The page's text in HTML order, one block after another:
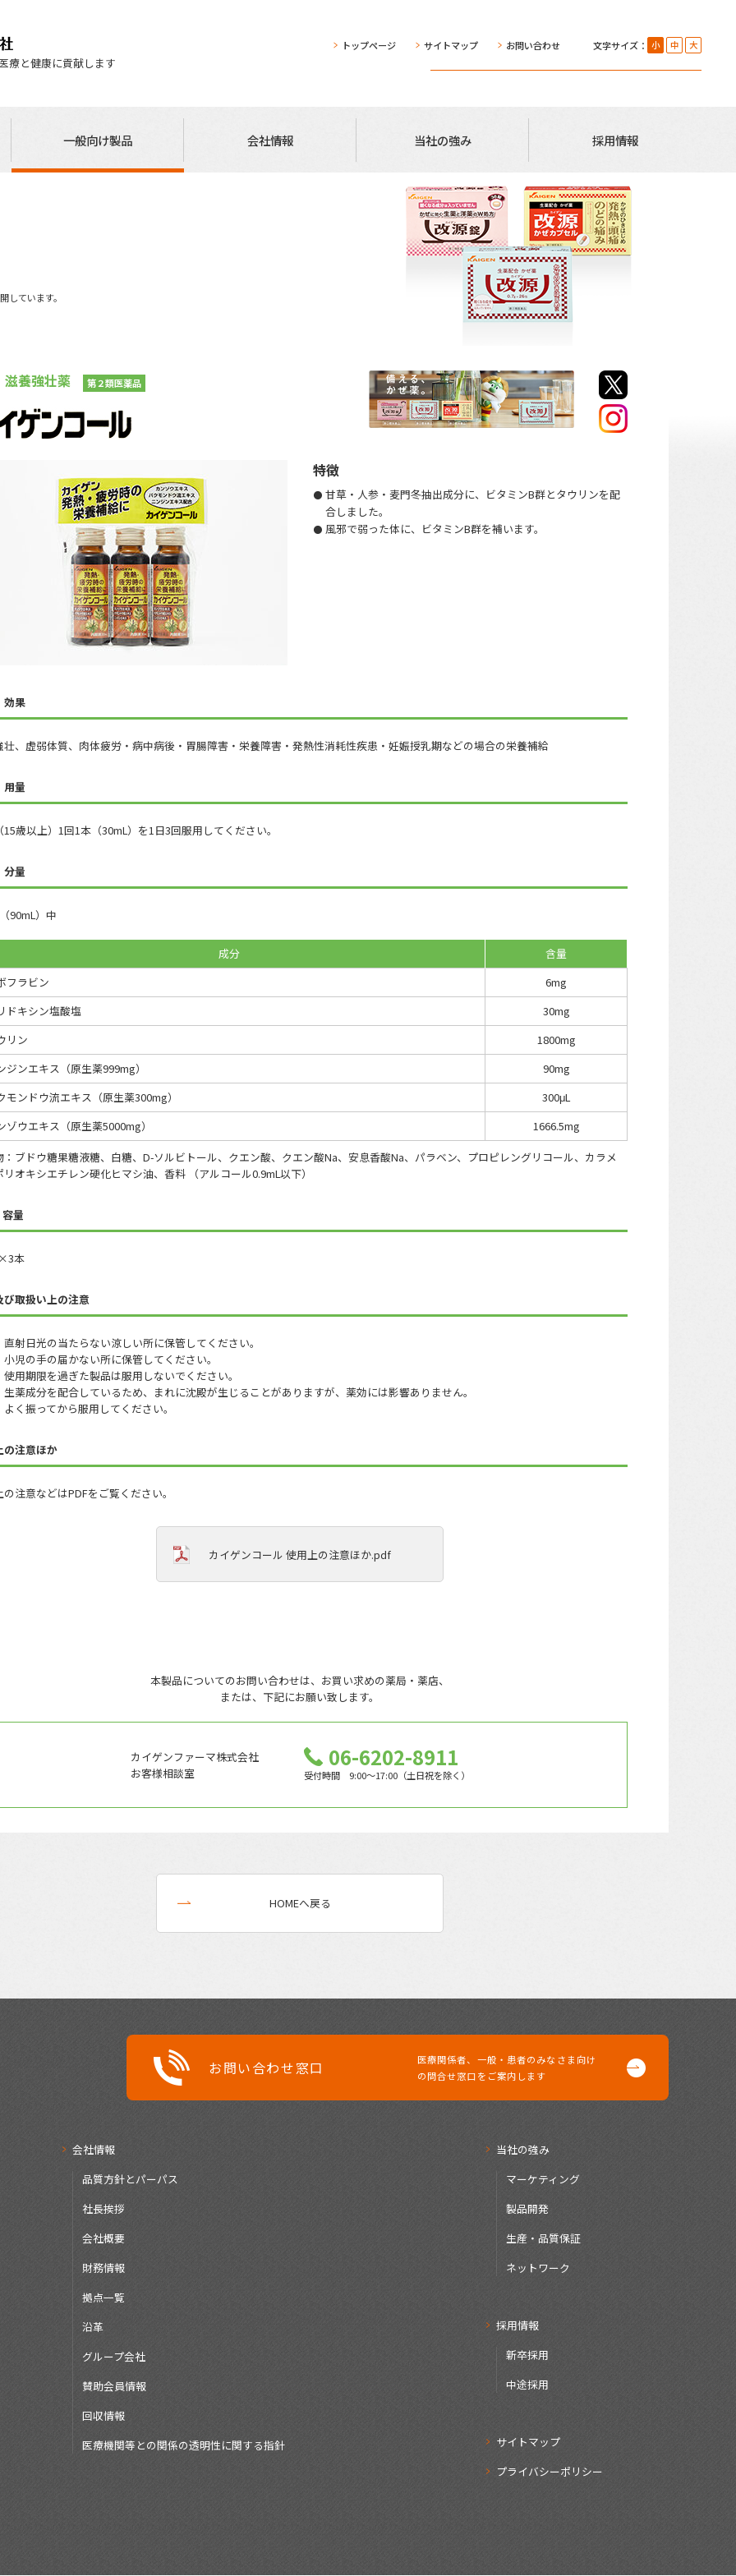
療と健康に貢献します
トップページ サイトマップ お問い合わせ 文字サイズ： 小 中 大
一般向け製品 会社情報 当社の強み 採用情報
しています。
滋養強壮薬 第２類医薬品
特徴
甘草・人参・麦門冬抽出成分に、ビタミンB群とタウリンを配
合しました。
風邪で弱った体に、ビタミンB群を補います。
効果
壮、虚弱体質、肉体疲労・病中病後・胃腸障害・栄養障害・発熱性消耗性疾患・妊娠授乳期などの場合の栄養補給
用量
15歳以上）1回1本（30mL）を1日3回服用してください。
分量
90mL）中
成分
含量
フラビン
6mg
ドキシン塩酸塩
30mg
リン
1800mg
ジンエキス（原生薬999mg）
90mg
モンドウ流エキス（原生薬300mg）
300μL
ゾウエキス（原生薬5000mg）
1666.5mg
：ブドウ糖果糖液糖、白糖、D-ソルビトール、クエン酸、クエン酸Na、安息香酸Na、パラベン、プロピレングリコール、カラメ
リオキシエチレン硬化ヒマシ油、香料 （アルコール0.9mL以下）
量
本
び取扱い上の注意
直射日光の当たらない涼しい所に保管してください。
小児の手の届かない所に保管してください。
使用期限を過ぎた製品は服用しないでください。
生薬成分を配合しているため、まれに沈殿が生じることがありますが、薬効には影響ありません。
ってから服用してください。
の注意ほか
注意などはPDFをご覧ください。
カイゲンコール 使用上の注意ほか.pdf
本製品についてのお問い合わせは、 お買い求めの薬局・薬店、
または、下記にお願い致します。
カイゲンファーマ株式会社
お客様相談室
06-6202-8911
受付時間 9:00〜17:00（土日祝を除く）
HOMEへ戻る
お問い合わせ窓口 医療関係者、一般・患者のみなさま向け
の問合せ窓口を ご案内します
会社情報
品質方針とパーパス
社長挨拶
会社概要
財務情報
拠点一覧
沿革
グループ会社
賛助会員情報
回収情報
医療機関等との関係の透明性に関する指針
当社の強み
マーケティング
製品開発
生産・品質保証
ネットワーク
採用情報
新卒採用
中途採用
サイトマップ
プライバシーポリシー